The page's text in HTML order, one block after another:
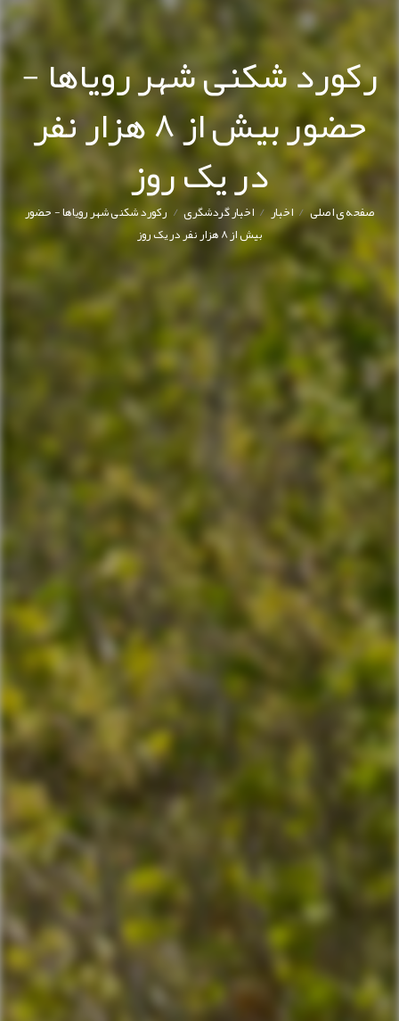
رکورد شکنی شهر رویاها -
حضور بیش از 8 هزار نفر
در یک روز
صفحه ی اصلی/اخبار/ اخبار گردشگری/ رکورد شکنی شهر رویاها - حضور
بیش از 8 هزار نفر در یک روز